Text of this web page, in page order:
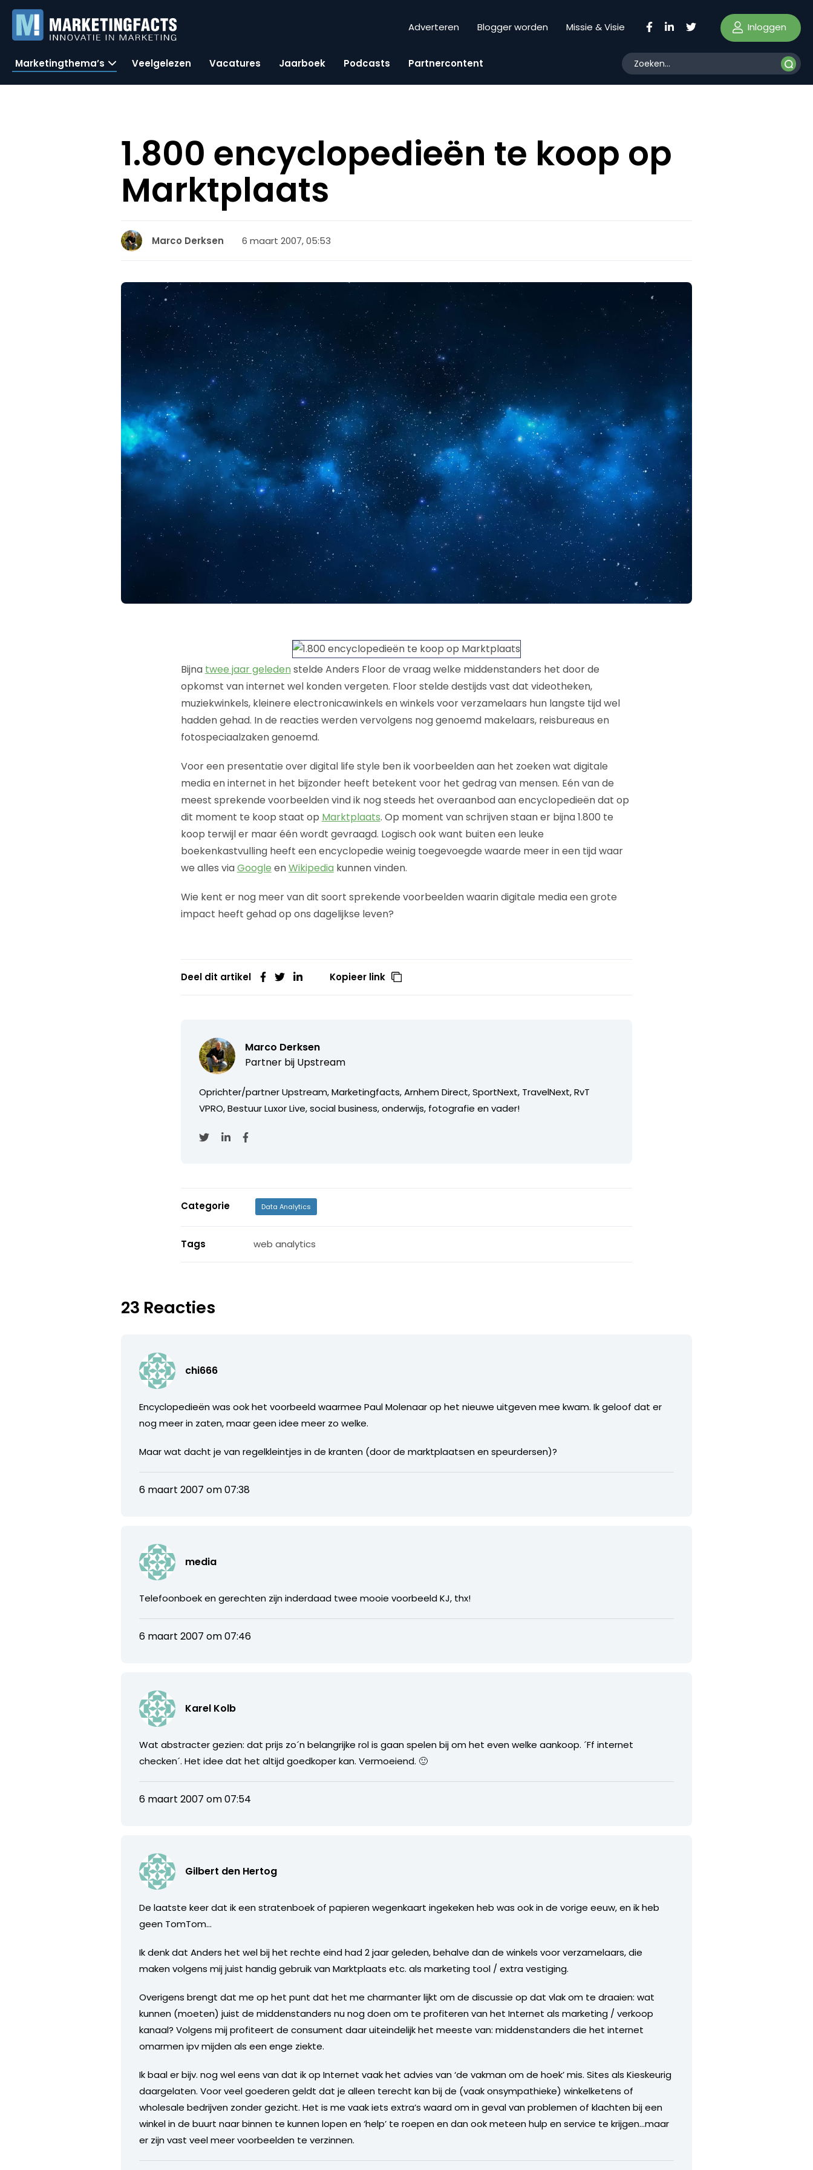
Adverteren Blogger worden Missie & Visie Inloggen
Marketingthema’s Veelgelezen Vacatures Jaarboek Podcasts Partnercontent
1.800 encyclopedieën te koop op
Marktplaats
Marco Derksen 6 maart 2007, 05:53
Bijna twee jaar geleden stelde Anders Floor de vraag welke middenstanders het door de
opkomst van internet wel konden vergeten. Floor stelde destijds vast dat videotheken,
muziekwinkels, kleinere electronicawinkels en winkels voor verzamelaars hun langste tijd wel
hadden gehad. In de reacties werden vervolgens nog genoemd makelaars, reisbureaus en
fotospeciaalzaken genoemd.
Voor een presentatie over digital life style ben ik voorbeelden aan het zoeken wat digitale
media en internet in het bijzonder heeft betekent voor het gedrag van mensen. Eén van de
meest sprekende voorbeelden vind ik nog steeds het overaanbod aan encyclopedieën dat op
dit moment te koop staat op Marktplaats. Op moment van schrijven staan er bijna 1.800 te
koop terwijl er maar één wordt gevraagd. Logisch ook want buiten een leuke
boekenkastvulling heeft een encyclopedie weinig toegevoegde waarde meer in een tijd waar
we alles viaGoogle enWikipedia kunnen vinden.
Wie kent er nog meer van dit soort sprekende voorbeelden waarin digitale media een grote
impact heeft gehad op ons dagelijkse leven?
Deel dit artikel Kopieer link
Marco Derksen
Partner bij Upstream
Oprichter/partner Upstream, Marketingfacts, Arnhem Direct, SportNext, TravelNext, RvT
VPRO, Bestuur Luxor Live, social business, onderwijs, fotografie en vader!
Categorie Data Analytics
Tags web analytics
23 Reacties
chi666
Encyclopedieën was ook het voorbeeld waarmee Paul Molenaar op het nieuwe uitgeven mee kwam. Ik geloof dat er
nog meer in zaten, maar geen idee meer zo welke.
Maar wat dacht je van regelkleintjes in de kranten (door de marktplaatsen en speurdersen)?
6 maart 2007 om 07:38
media
Telefoonboek en gerechten zijn inderdaad twee mooie voorbeeld KJ, thx!
6 maart 2007 om 07:46
Karel Kolb
Wat abstracter gezien: dat prijs zo´n belangrijke rol is gaan spelen bij om het even welke aankoop. ´Ff internet
checken´. Het idee dat het altijd goedkoper kan. Vermoeiend. 🙂
6 maart 2007 om 07:54
Gilbert den Hertog
De laatste keer dat ik een stratenboek of papieren wegenkaart ingekeken heb was ook in de vorige eeuw, en ik heb
geen TomTom…
Ik denk dat Anders het wel bij het rechte eind had 2 jaar geleden, behalve dan de winkels voor verzamelaars, die
maken volgens mij juist handig gebruik van Marktplaats etc. als marketing tool / extra vestiging.
Overigens brengt dat me op het punt dat het me charmanter lijkt om de discussie op dat vlak om te draaien: wat
kunnen (moeten) juist de middenstanders nu nog doen om te profiteren van het Internet als marketing / verkoop
kanaal? Volgens mij profiteert de consument daar uiteindelijk het meeste van: middenstanders die het internet
omarmen ipv mijden als een enge ziekte.
Ik baal er bijv. nog wel eens van dat ik op Internet vaak het advies van ‘de vakman om de hoek’ mis. Sites als Kieskeurig
daargelaten. Voor veel goederen geldt dat je alleen terecht kan bij de (vaak onsympathieke) winkelketens of
wholesale bedrijven zonder gezicht. Het is me vaak iets extra’s waard om in geval van problemen of klachten bij een
winkel in de buurt naar binnen te kunnen lopen en ‘help’ te roepen en dan ook meteen hulp en service te krijgen…maar
er zijn vast veel meer voorbeelden te verzinnen.